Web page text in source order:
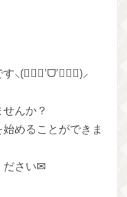
です⸜(๑⃙⃘’ᗜ’๑⃙⃘)⸝
んか？
めることができま
ださい✉